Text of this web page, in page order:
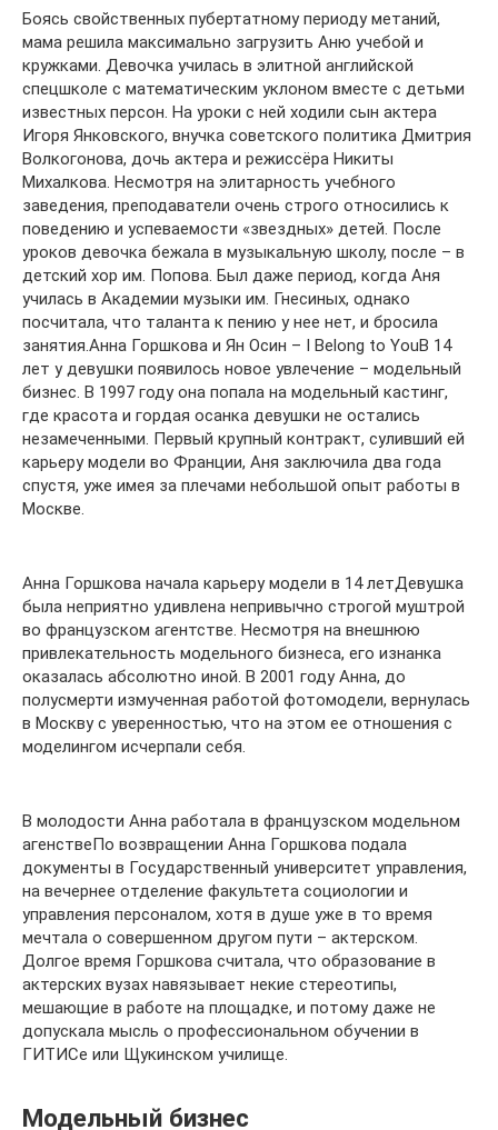
Боясь свойственных пубертатному периоду метаний,
мама решила максимально загрузить Аню учебой и
кружками. Девочка училась в элитной английской
спецшколе с математическим уклоном вместе с детьми
известных персон. На уроки с ней ходили сын актера
Игоря Янковского, внучка советского политика Дмитрия
Волкогонова, дочь актера и режиссёра Никиты
Михалкова. Несмотря на элитарность учебного
заведения, преподаватели очень строго относились к
поведению и успеваемости «звездных» детей. После
уроков девочка бежала в музыкальную школу, после – в
детский хор им. Попова. Был даже период, когда Аня
училась в Академии музыки им. Гнесиных, однако
посчитала, что таланта к пению у нее нет, и бросила
занятия.Анна Горшкова и Ян Осин – I Belong to YouВ 14
лет у девушки появилось новое увлечение – модельный
бизнес. В 1997 году она попала на модельный кастинг,
где красота и гордая осанка девушки не остались
незамеченными. Первый крупный контракт, суливший ей
карьеру модели во Франции, Аня заключила два года
спустя, уже имея за плечами небольшой опыт работы в
Москве.
Анна Горшкова начала карьеру модели в 14 летДевушка
была неприятно удивлена непривычно строгой муштрой
во французском агентстве. Несмотря на внешнюю
привлекательность модельного бизнеса, его изнанка
оказалась абсолютно иной. В 2001 году Анна, до
полусмерти измученная работой фотомодели, вернулась
в Москву с уверенностью, что на этом ее отношения с
моделингом исчерпали себя.
В молодости Анна работала в французском модельном
агенствеПо возвращении Анна Горшкова подала
документы в Государственный университет управления,
на вечернее отделение факультета социологии и
управления персоналом, хотя в душе уже в то время
мечтала о совершенном другом пути – актерском.
Долгое время Горшкова считала, что образование в
актерских вузах навязывает некие стереотипы,
мешающие в работе на площадке, и потому даже не
допускала мысль о профессиональном обучении в
ГИТИСе или Щукинском училище.
Модельный бизнес